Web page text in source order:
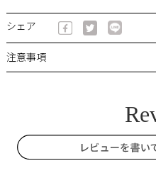
シェア
注意事項